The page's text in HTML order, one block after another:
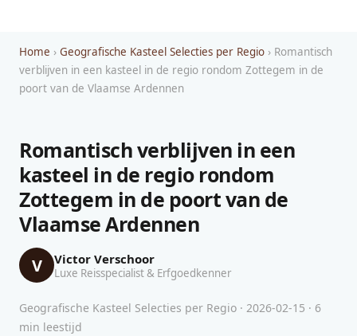
Home › Geografische Kasteel Selecties per Regio › Romantisch
verblijven in een kasteel in de regio rondom Zottegem in de
poort van de Vlaamse Ardennen
Romantisch verblijven in een
kasteel in de regio rondom
Zottegem in de poort van de
Vlaamse Ardennen
V Victor Verschoor
Luxe Reisspecialist & Erfgoedkenner
Geografische Kasteel Selecties per Regio · 2026-02-15 · 6
min leestijd